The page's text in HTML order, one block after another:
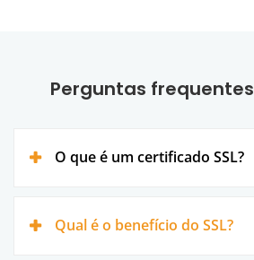
Perguntas frequentes
O que é um certificado SSL?
Qual é o benefício do SSL?